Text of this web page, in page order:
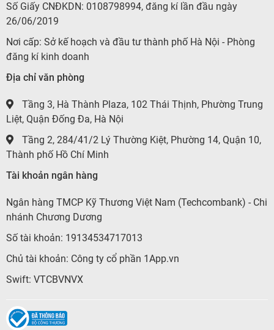
Số Giấy CNĐKDN: 0108798994, đăng kí lần đầu ngày
26/06/2019
Nơi cấp: Sở kế hoạch và đầu tư thành phố Hà Nội - Phòng
đăng kí kinh doanh
Địa chỉ văn phòng
Tầng 3, Hà Thành Plaza, 102 Thái Thịnh, Phường Trung
Liệt, Quận Đống Đa, Hà Nội
Tầng 2, 284/41/2 Lý Thường Kiệt, Phường 14, Quận 10,
Thành phố Hồ Chí Minh
Tài khoản ngân hàng
Ngân hàng TMCP Kỹ Thương Việt Nam (Techcombank) - Chi
nhánh Chương Dương
Số tài khoản: 19134534717013
Chủ tài khoản: Công ty cổ phần 1App.vn
Swift: VTCBVNVX